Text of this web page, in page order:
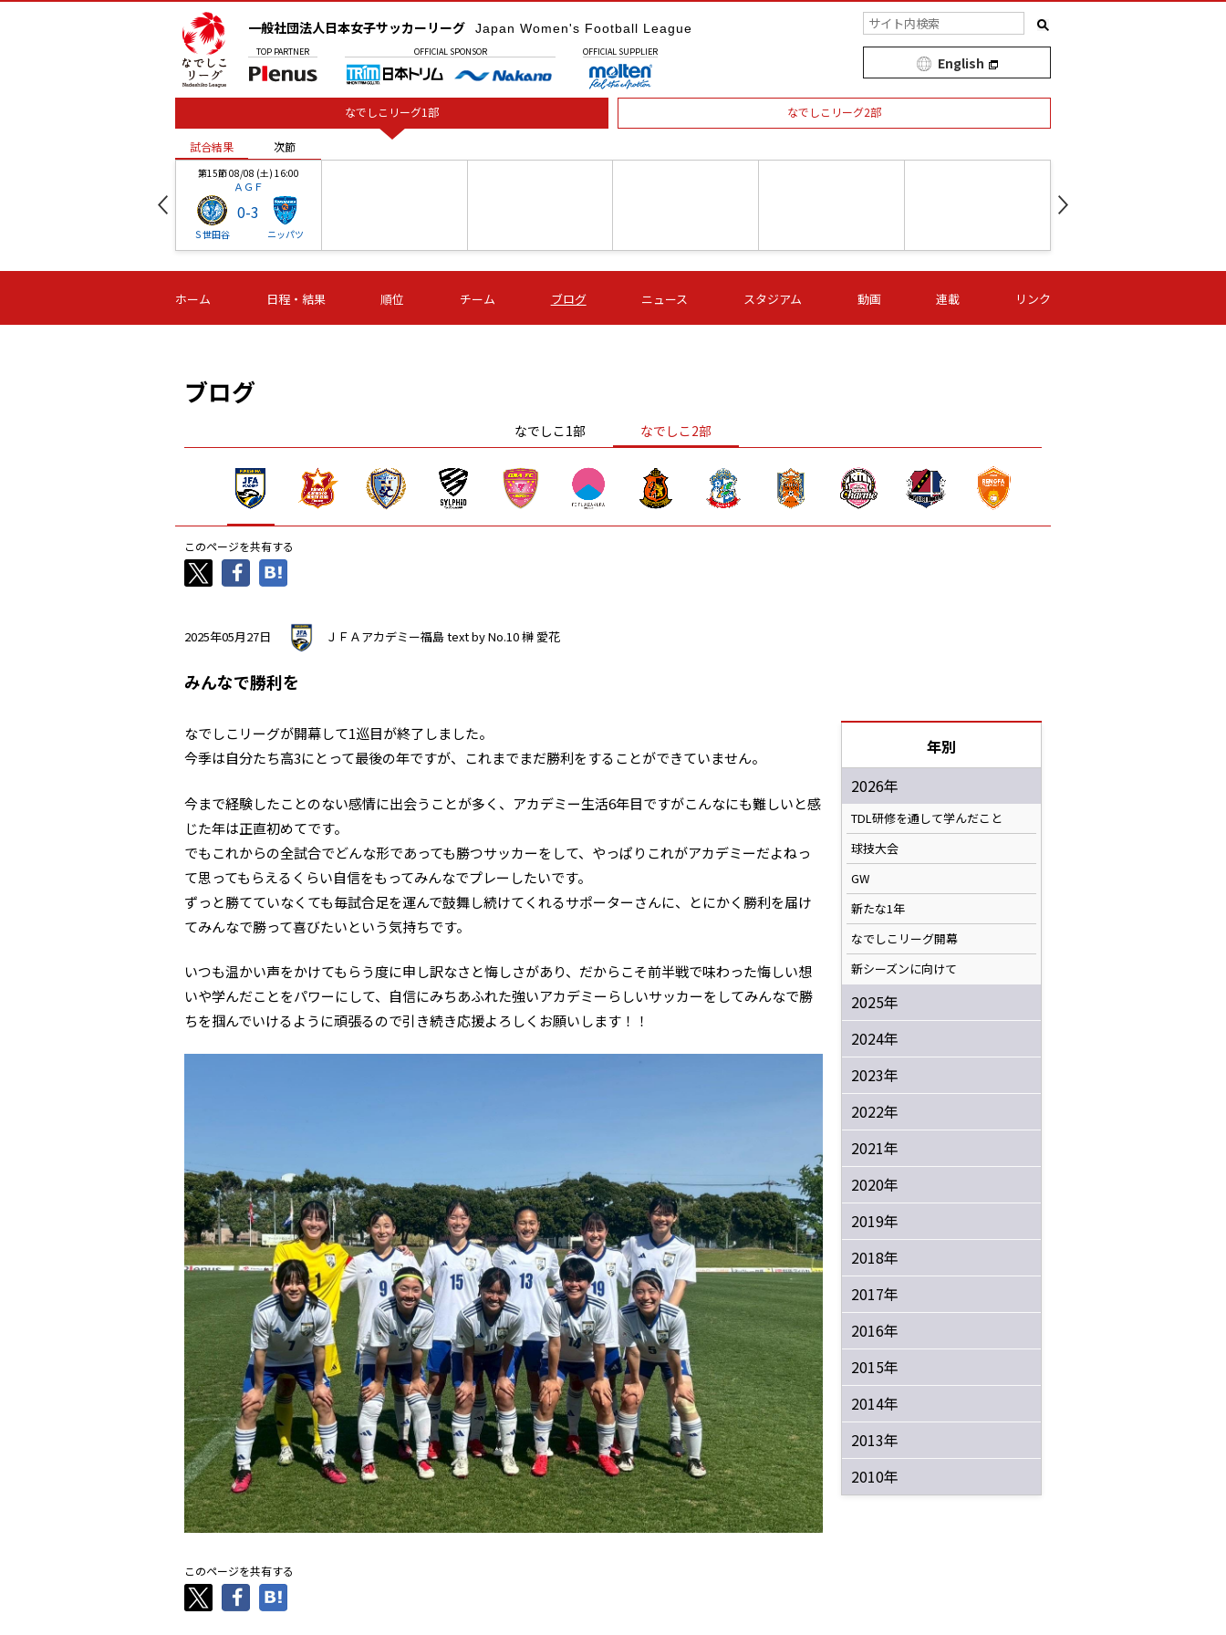
一般社団法人日本女子サッカーリーグ Japan Women's Football League
TOP PARTNER OFFICIAL SPONSOR OFFICIAL SUPPLIER
English
なでしこリーグ1部 なでしこリーグ2部
試合結果 次節
第15節 08/08 (土) 16:00
ＡＧＦ
Ｓ世田谷
0-3
ニッパツ
-
第16節 09/05 (土) 15:00
ニッパツ
-
第16節 09/05 (土) 15:00
石人の星
-
第16節 09/05 (土) 16:00
ＡＧＦ
-
いちご
-
第16節 09/06 (日) 15:00
-
第16節 09/06 (日) 15:00
- -
試合結果 次節
ホーム 日程・結果 順位 チーム ブログ ニュース スタジアム 動画 連載 リンク
ブログ
なでしこ1部 なでしこ2部
このページを共有する
2025年05月27日 ＪＦＡアカデミー福島text by No.10 榊 愛花
みんなで勝利を
なでしこリーグが開幕して1巡目が終了しました。
今季は自分たち高3にとって最後の年ですが、これまでまだ勝利をすることができていません。
今まで経験したことのない感情に出会うことが多く、アカデミー生活6年目ですがこんなにも難しいと感
じた年は正直初めてです。
でもこれからの全試合でどんな形であっても勝つサッカーをして、やっぱりこれがアカデミーだよねっ
て思ってもらえるくらい自信をもってみんなでプレーしたいです。
ずっと勝てていなくても毎試合足を運んで鼓舞し続けてくれるサポーターさんに、とにかく勝利を届け
てみんなで勝って喜びたいという気持ちです。
いつも温かい声をかけてもらう度に申し訳なさと悔しさがあり、だからこそ前半戦で味わった悔しい想
いや学んだことをパワーにして、自信にみちあふれた強いアカデミーらしいサッカーをしてみんなで勝
ちを掴んでいけるように頑張るので引き続き応援よろしくお願いします！！
このページを共有する
年別
2026年
TDL研修を通して学んだこと
球技大会
GW
新たな1年
なでしこリーグ開幕
新シーズンに向けて
2025年
2024年
2023年
2022年
2021年
2020年
2019年
2018年
2017年
2016年
2015年
2014年
2013年
2010年